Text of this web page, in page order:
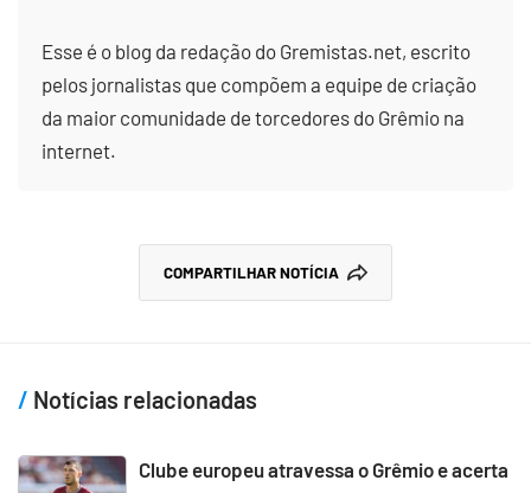
Esse é o blog da redação do Gremistas.net, escrito
pelos jornalistas que compõem a equipe de criação
da maior comunidade de torcedores do Grêmio na
internet.
COMPARTILHAR NOTÍCIA
Notícias relacionadas
Clube europeu atravessa o Grêmio e acerta